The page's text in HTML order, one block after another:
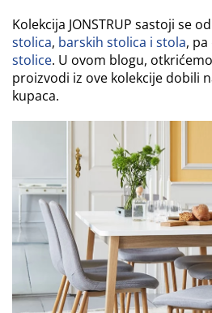
Kolekcija JONSTRUP sastoji se
stolica, barskih stolica i stola, pa
stolice. U ovom blogu,
proizvodi iz ove kolekcije dobili
kupaca.